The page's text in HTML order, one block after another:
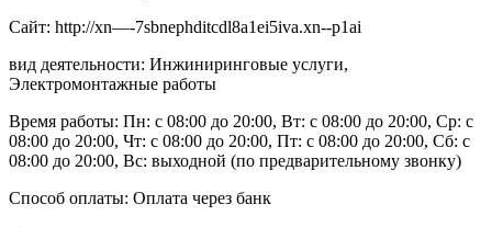
Сайт: http://xn—-7sbnephditcdl8a1ei5iva.xn--p1ai
вид деятельности: Инжиниринговые услуги,
Электромонтажные работы
Время работы: Пн: с 08:00 до 20:00, Вт: с 08:00 до 20:00, Ср: с
08:00 до 20:00, Чт: с 08:00 до 20:00, Пт: с 08:00 до 20:00, Сб: с
08:00 до 20:00, Вс: выходной (по предварительному звонку)
Способ оплаты: Оплата через банк